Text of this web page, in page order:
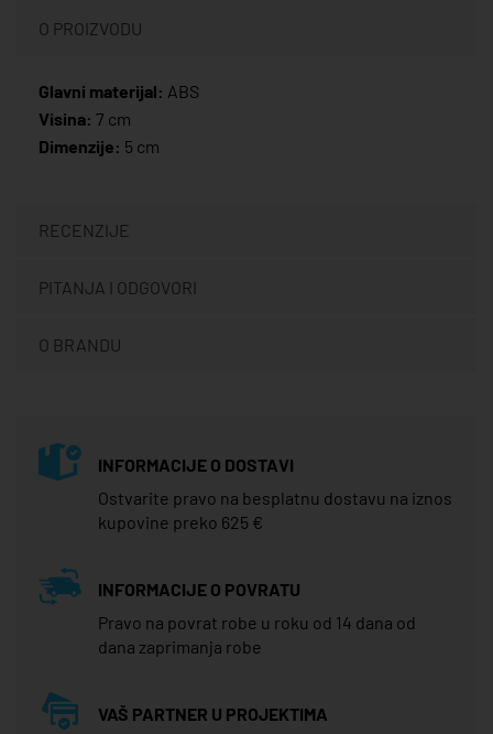
O PROIZVODU
Glavni materijal: ABS
Visina: 7 cm
Dimenzije: 5 cm
RECENZIJE
PITANJA I ODGOVORI
O BRANDU
INFORMACIJE O DOSTAVI
Ostvarite pravo na besplatnu dostavu na iznos
kupovine preko 625 €
INFORMACIJE O POVRATU
Pravo na povrat robe u roku od 14 dana od
dana zaprimanja robe
VAŠ PARTNER U PROJEKTIMA